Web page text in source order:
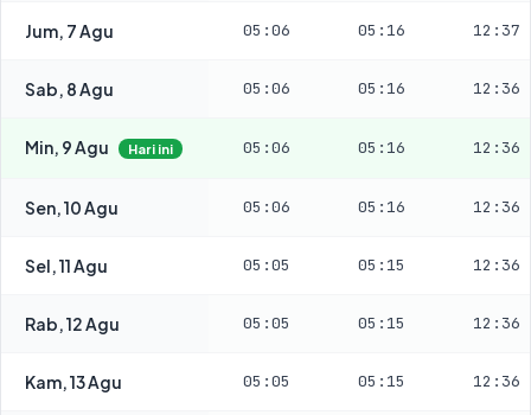
Jum, 7 Agu 05:06 05:16 12:37
Sab, 8 Agu 05:06 05:16 12:36
Min, 9 Agu Hari ini 05:06 05:16 12:36
Sen, 10 Agu 05:06 05:16 12:36
Sel, 11 Agu 05:05 05:15 12:36
Rab, 12 Agu 05:05 05:15 12:36
Kam, 13 Agu 05:05 05:15 12:36